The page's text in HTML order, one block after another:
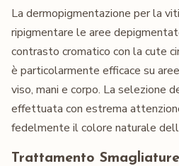
La dermopigmentazione per la
ripigmentare le aree
contrasto cromatico con la cute
è particolarmente efficace su
viso, mani e corpo. La selezione
effettuata con estrema
fedelmente il colore naturale
Trattamento Smagliature